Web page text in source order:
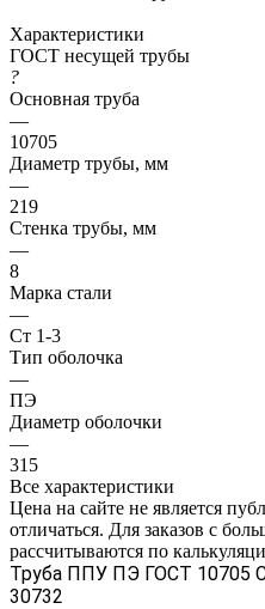
Характеристики
ГОСТ несущей трубы
?
Основная труба
—
10705
Диаметр трубы, мм
—
219
Стенка трубы, мм
—
8
Марка стали
—
Ст 1-3
Тип оболочка
—
ПЭ
Диаметр оболочки
—
315
Все характеристики
Цена на сайте не является
отличаться. Для заказов с
рассчитываются по
Труба ППУ ПЭ ГОСТ 10705
30732